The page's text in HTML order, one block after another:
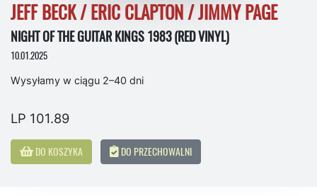
JEFF BECK / ERIC CLAPTON / JIMMY PAGE
NIGHT OF THE GUITAR KINGS 1983 (RED VINYL)
10.01.2025
Wysyłamy w ciągu 2–40 dni
LP 101.89
DO KOSZYKA DO PRZECHOWALNI